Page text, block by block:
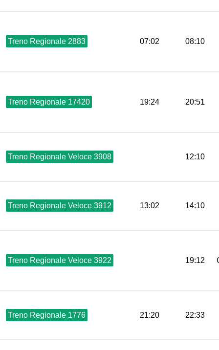
Treno Regionale 2883 07:02 08:10
Treno Regionale 17420 19:24 20:51
Treno Regionale Veloce 3908 12:10
Treno Regionale Veloce 3912 13:02 14:10
Treno Regionale Veloce 3922 19:12
Treno Regionale 1776 21:20 22:33